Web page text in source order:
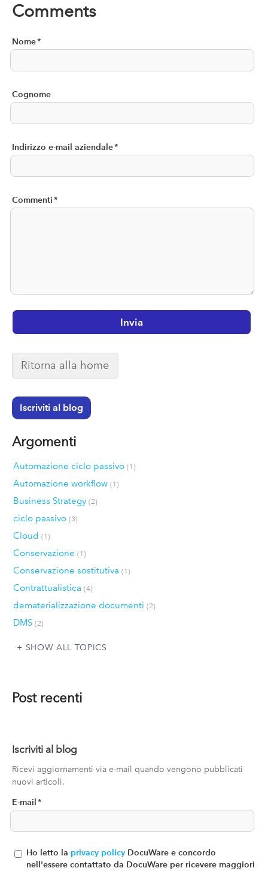
Comments
Nome*
Cognome
Indirizzo e-mail aziendale*
Commenti*
Ritorna alla home
Iscriviti al blog
Argomenti
Automazione ciclo passivo (1)
Automazione workflow (1)
Business Strategy (2)
ciclo passivo (3)
Cloud (1)
Conservazione (1)
Conservazione sostitutiva (1)
Contrattualistica (4)
dematerializzazione documenti (2)
DMS (2)
SHOW ALL TOPICS
Post recenti
Iscriviti al blog
Ricevi aggiornamenti via e-mail quando vengono pubblicati
nuovi articoli.
E-mail *
Ho letto la privacy policy DocuWare e concordo
nell'essere contattato da DocuWare per ricevere maggiori